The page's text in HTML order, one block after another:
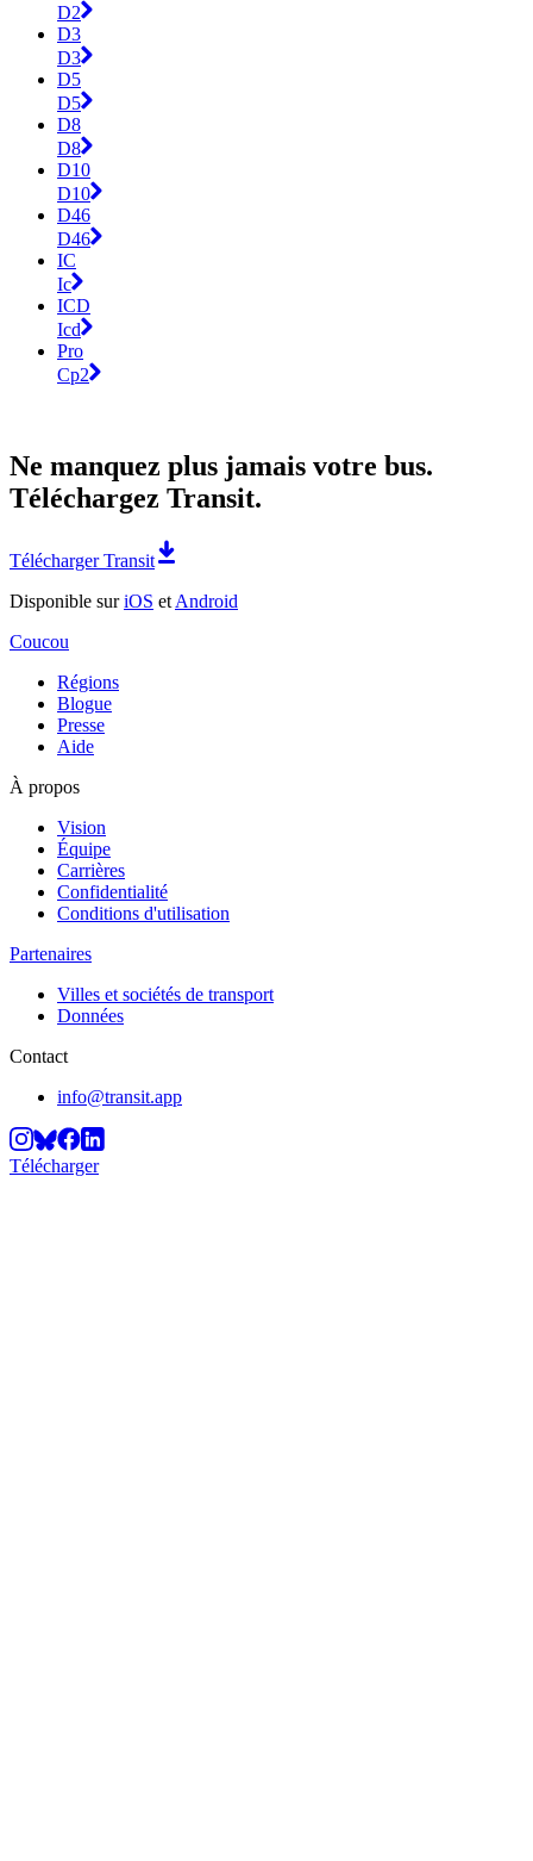
D2
D3
D3
D5
D5
D8
D8
D10
D10
D46
D46
IC
Ic
ICD
Icd
Pro
Cp2
Ne manquez plus jamais votre bus.
Téléchargez Transit.
Télécharger Transit
Disponible suriOS et Android
Coucou
Régions
Blogue
Presse
Aide
À propos
Vision
Équipe
Carrières
Confidentialité
Conditions d'utilisation
Partenaires
Villes et sociétés de transport
Données
Contact
info@transit.app
Télécharger